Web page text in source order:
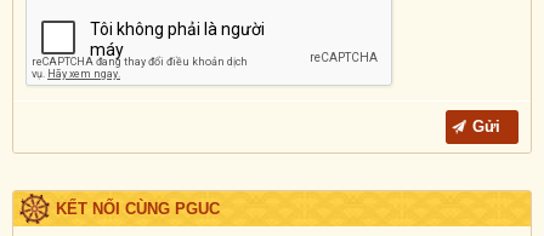
KẾT NỐI CÙNG PGUC